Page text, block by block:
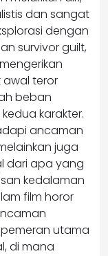
dan sangat
dengan
survivor guilt,
awal teror
beban
karakter.
ancaman
juga
dari apa yang
kedalaman
film horor
utama
di mana